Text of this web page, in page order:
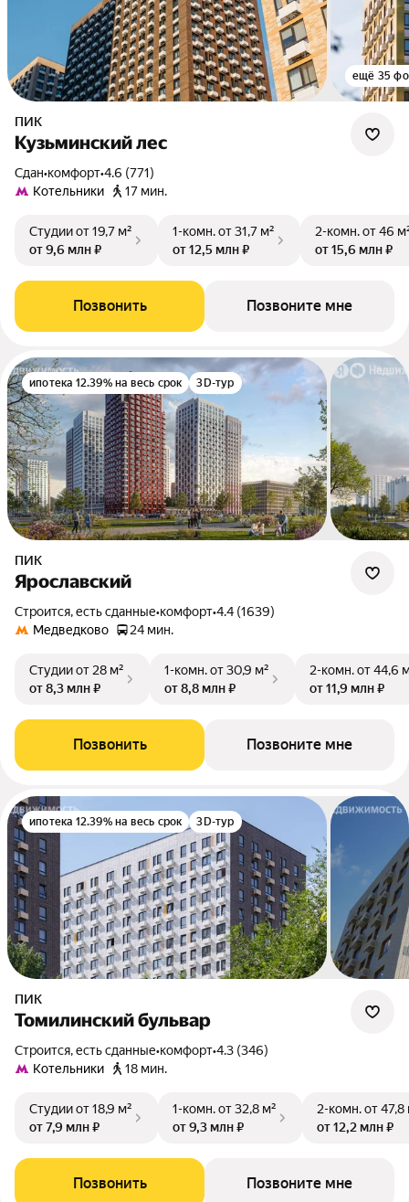
ещё 35
ПИК
Кузьминский лес
Сдан•комфорт•4.6 (771)
Котельники
17 мин.
Студииот 19,7 м²
от 9,6 млн ₽
1-комн.от 31,7 м²
от 12,5 млн ₽
2-комн.от 46
от 15,6 млн ₽
Позвонить Позвоните мне
ипотека 12.39% на весь срок 3D-тур
ПИК
Ярославский
Строится, есть сданные•комфорт•4.4 (1639)
Медведково
24 мин.
Студииот 28 м²
от 8,3 млн ₽
1-комн.от 30,9 м²
от 8,8 млн ₽
2-комн.от 44,6
от 11,9 млн ₽
Позвонить Позвоните мне
ипотека 12.39% на весь срок 3D-тур
ПИК
Томилинский бульвар
Строится, есть сданные•комфорт•4.3 (346)
Котельники
18 мин.
Студииот 18,9 м²
от 7,9 млн ₽
1-комн.от 32,8 м²
от 9,3 млн ₽
2-комн.от 47,8
от 12,2 млн ₽
Позвонить Позвоните мне